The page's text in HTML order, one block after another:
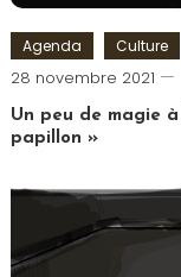
Agenda Culture
28 novembre 2021
Un peu de magie
papillon »
Comédie
Michel